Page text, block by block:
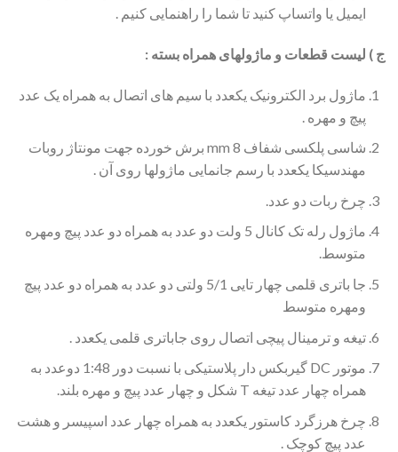
ایمیل یا واتساپ کنید تا شما را راهنمایی کنیم .
ج ) لیست قطعات و ماژولهای همراه بسته :
ماژول برد الکترونیک یکعدد با سیم های اتصال به همراه یک عدد
پیچ و مهره .
شاسی پلکسی شفاف 8 mm برش خورده جهت مونتاژ روبات
مهندسیکا یکعدد با رسم جانمایی ماژولها روی آن .
چرخ ربات دو عدد.
ماژول رله تک کانال 5 ولت دو عدد به همراه دو عدد پیچ ومهره
متوسط.
جا باتری قلمی چهار تایی 5/1 ولتی دو عدد به همراه دو عدد پیچ
ومهره متوسط
تیغه و ترمینال پیچی اتصال روی جاباتری قلمی یکعدد .
موتور DC گیربکس دار پلاستیکی با نسبت دور 1:48 دوعدد به
همراه چهار عدد تیغه T شکل و چهار عدد پیچ و مهره بلند.
چرخ هرزگرد کاستور یکعدد به همراه چهار عدد اسپیسر و هشت
عدد پیچ کوچک .